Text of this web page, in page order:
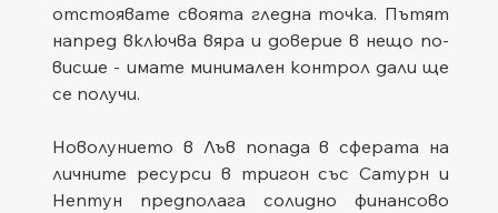
отстоявате своята гледна точка. Пътят
напред включва вяра и доверие в нещо по-
висше - имате минимален контрол дали ще
се получи.
Новолунието в Лъв попада в сферата на
личните ресурси в тригон със Сатурн и
Нептун предполага солидно финансово